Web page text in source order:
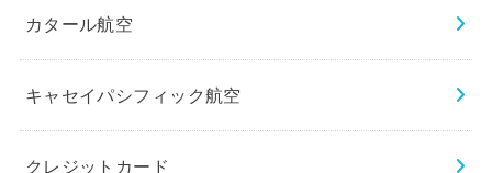
カタール航空
キャセイパシフィック航空
クレジットカード